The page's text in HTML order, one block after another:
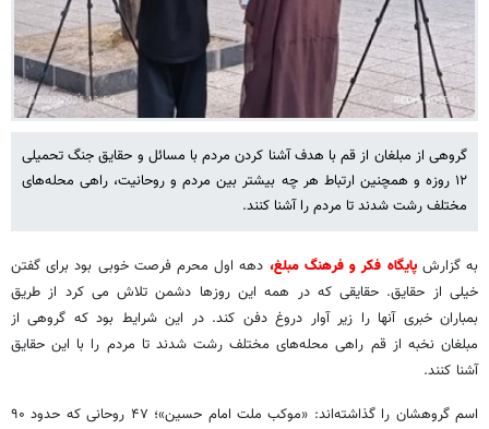
گروهی از مبلغان از قم با هدف آشنا کردن مردم با مسائل و حقایق جنگ تحمیلی
۱۲ روزه و همچنین ارتباط هر چه بیشتر بین مردم و روحانیت، راهی محله‌های
مختلف رشت شدند تا مردم را آشنا کنند.
به گزارشپایگاه فکر و فرهنگ مبلغ، دهه اول محرم فرصت خوبی بود برای گفتن
خیلی از حقایق. حقایقی که در همه این روزها دشمن تلاش می کرد از طریق
بمباران خبری آنها را زیر آوار دروغ دفن کند. در این شرایط بود که گروهی از
مبلغان نخبه از قم راهی محله‌های مختلف رشت شدند تا مردم را با این حقایق
آشنا کنند.
اسم گروهشان را گذاشته‌اند: «موکب ملت امام حسین»؛ ۴۷ روحانی که حدود ۹۰